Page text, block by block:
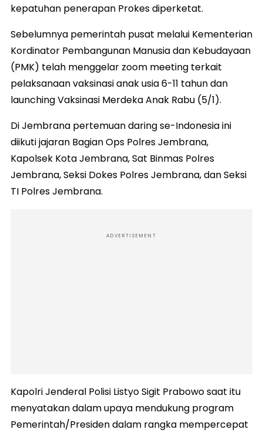
kepatuhan penerapan Prokes diperketat.
Sebelumnya pemerintah pusat melalui Kementerian
Kordinator Pembangunan Manusia dan Kebudayaan
(PMK) telah menggelar zoom meeting terkait
pelaksanaan vaksinasi anak usia 6-11 tahun dan
launching Vaksinasi Merdeka Anak Rabu (5/1).
Di Jembrana pertemuan daring se-Indonesia ini
diikuti jajaran Bagian Ops Polres Jembrana,
Kapolsek Kota Jembrana, Sat Binmas Polres
Jembrana, Seksi Dokes Polres Jembrana, dan Seksi
TI Polres Jembrana.
ADVERTISEMENT
Kapolri Jenderal Polisi Listyo Sigit Prabowo saat itu
menyatakan dalam upaya mendukung program
Pemerintah/Presiden dalam rangka mempercepat